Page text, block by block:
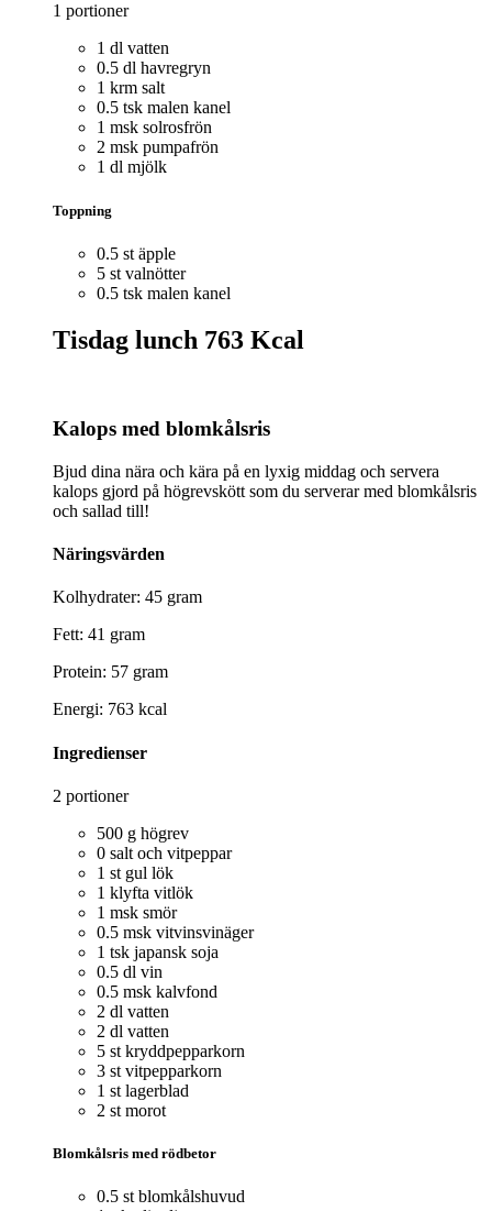
1 portioner
1 dl vatten
0.5 dl havregryn
1 krm salt
0.5 tsk malen kanel
1 msk solrosfrön
2 msk pumpafrön
1 dl mjölk
Toppning
0.5 st äpple
5 st valnötter
0.5 tsk malen kanel
Tisdag lunch 763 Kcal
Kalops med blomkålsris
Bjud dina nära och kära på en lyxig middag och servera
kalops gjord på högrevskött som du serverar med blomkålsris
och sallad till!
Näringsvärden
Kolhydrater: 45 gram
Fett: 41 gram
Protein: 57 gram
Energi: 763 kcal
Ingredienser
2 portioner
500 g högrev
0 salt och vitpeppar
1 st gul lök
1 klyfta vitlök
1 msk smör
0.5 msk vitvinsvinäger
1 tsk japansk soja
0.5 dl vin
0.5 msk kalvfond
2 dl vatten
2 dl vatten
5 st kryddpepparkorn
3 st vitpepparkorn
1 st lagerblad
2 st morot
Blomkålsris med rödbetor
0.5 st blomkålshuvud